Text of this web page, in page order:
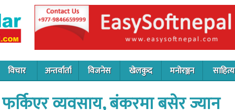
विचार अन्तर्वार्ता विजनेस खेलकुद मनोरञ्जन साहित्य
व्यवसाय, बंकरमा बसेर ज्यान